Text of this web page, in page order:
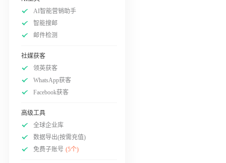
AI智能营销助手
智能搜邮
邮件检测
社媒获客
领英获客
WhatsApp获客
Facebook获客
高级工具
全球企业库
数据导出(按需充值)
免费子账号 (5个)